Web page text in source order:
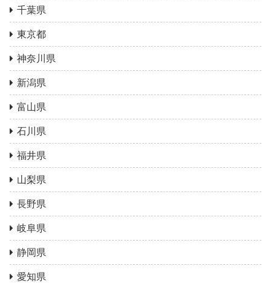
千葉県
東京都
神奈川県
新潟県
富山県
石川県
福井県
山梨県
長野県
岐阜県
静岡県
愛知県